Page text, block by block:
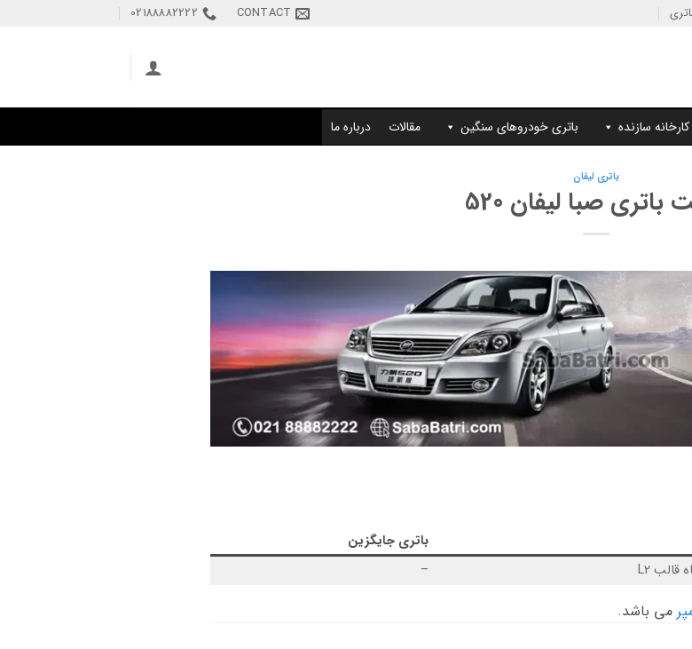
CONTACT
02188882222
سازنده باتری خودروهای سنگین مقالات درباره ما
باتری لیفان
باتری صبا لیفان 520
باتری جایگزین
–
می باشد.